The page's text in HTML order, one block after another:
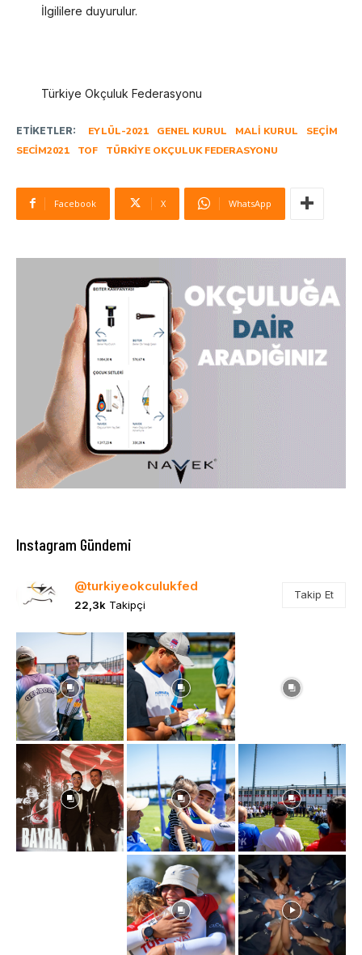
İlgililere duyurulur.
Türkiye Okçuluk Federasyonu
ETIKETLER: EYLÜL-2021 GENEL KURUL MALI KURUL
SEÇIM
SECIM2021
TOF TÜRKIYE OKÇULUK FEDERASYONU
Facebook X WhatsApp
Instagram Gündemi
@turkiyeokculukfed
22,3k Takipçi
Takip Et